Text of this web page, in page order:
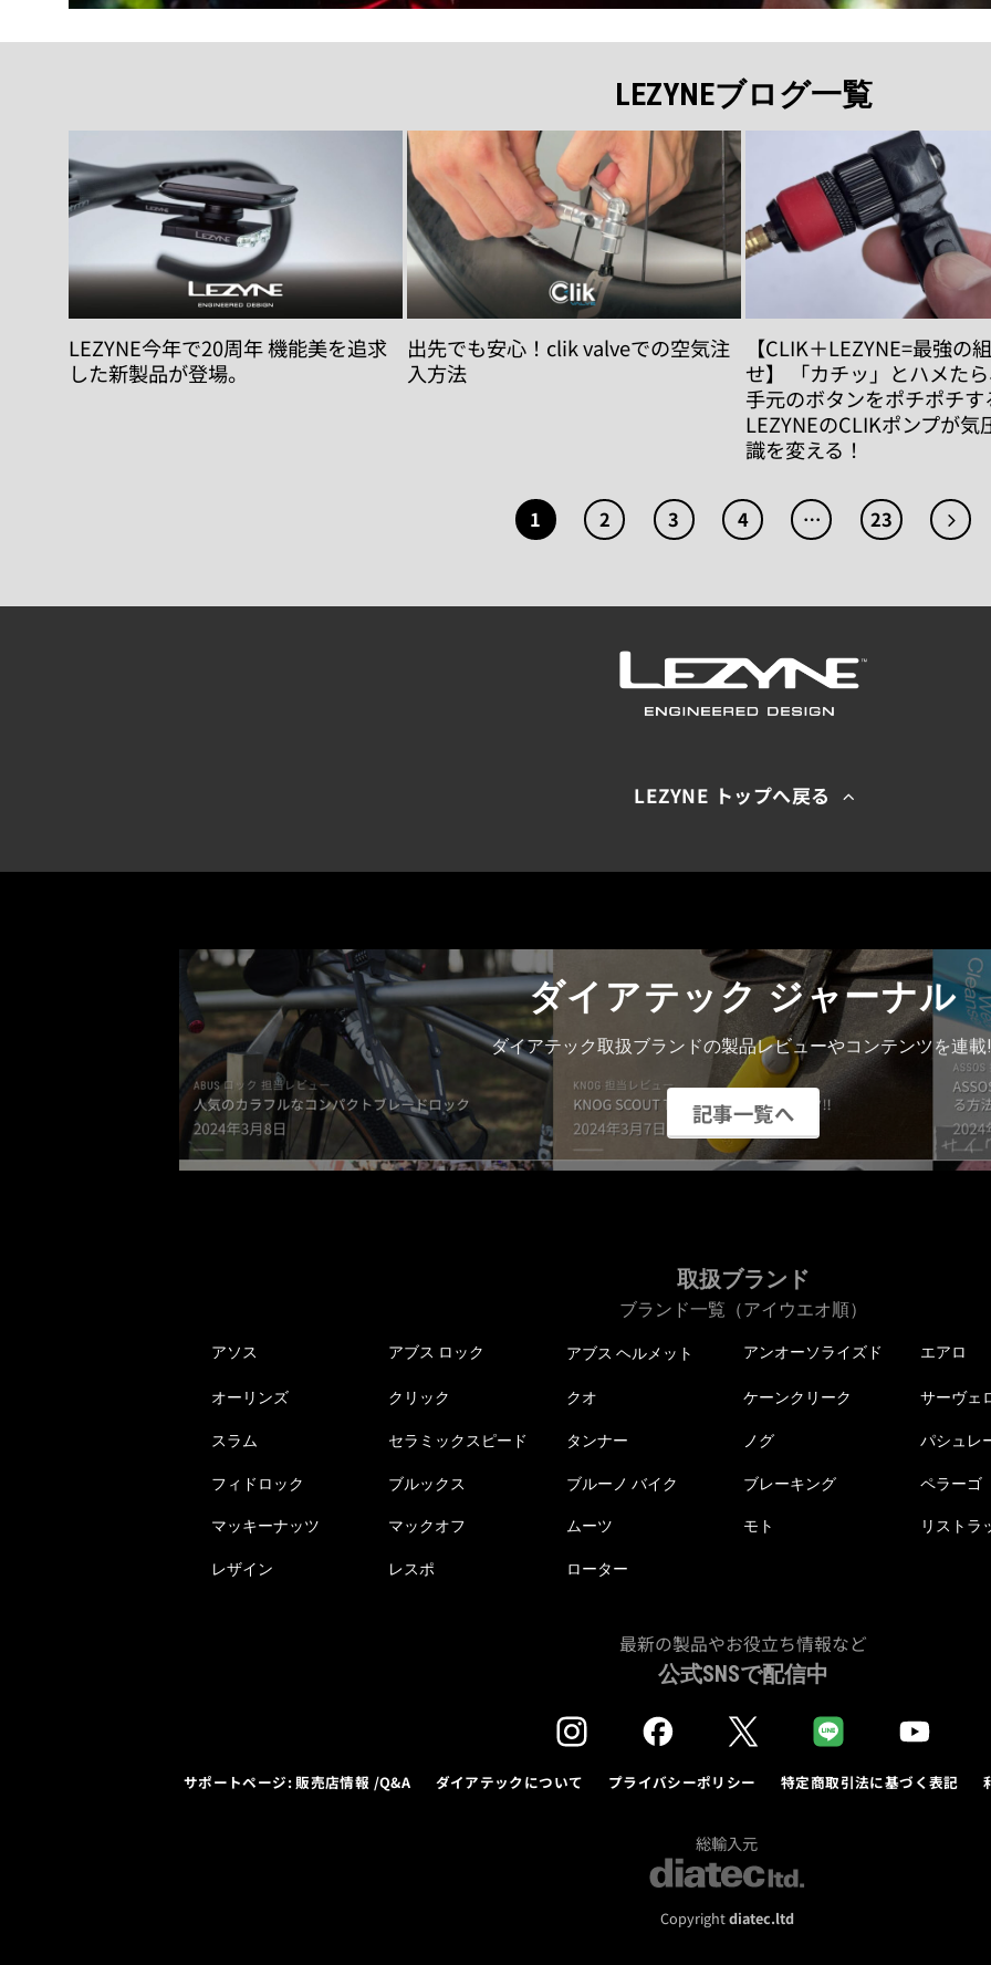
LEZYNEブログ一覧
LEZYNE今年で20周年 機能美を追求
した新製品が登場。
出先でも安心！clik valveでの空気注
入方法
【CLIK＋LEZYNE=最強の
せ】 「カチッ」とハメた
手元のボタンをポチポチす
LEZYNEのCLIKポンプが気
識を変える！
1 2 3 4 … 23
LEZYNE トップへ戻る
ダイアテック ジャーナル
ダイアテック取扱ブランドの製品レビューやコンテンツを連載
記事一覧へ
取扱ブランド
ブランド一覧（アイウエオ順）
アソス アブス ロック アブス ヘルメット アンオーソライズド エアロ
オーリンズ クリック クオ ケーンクリーク サーヴェ
スラム セラミックスピード タンナー ノグ パシュレ
フィドロック ブルックス ブルーノ バイク ブレーキング ペラーゴ
マッキーナッツ マックオフ ムーツ モト リストラ
レザイン レスポ ローター
最新の製品やお役立ち情報など
公式SNSで配信中
サポートページ: 販売店情報 /Q&A ダイアテックについて プライバシーポリシー 特定商取引法に基づく表記
総輸入元
Copyrightdiatec.ltd